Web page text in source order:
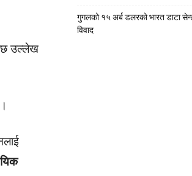
छ उल्लेख
गुगलको १५ अर्ब डलरको भारत डाटा
विवाद